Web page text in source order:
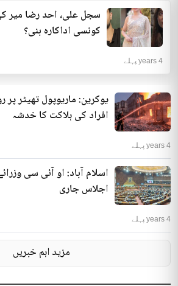
کا خدشہ ظاہر کیا اور کہا کہ
انٹرنیشنل | 4 years پہلے
سجل علی، احد رضا میر
کونسی اداکارہ بنی؟
4 years پہلے
افراد کی ہلاکت کا خدشہ
4 years پہلے
اسلام آباد: او آئی سی
اجلاس جاری
4 years پہلے
مزید اہم خبریں